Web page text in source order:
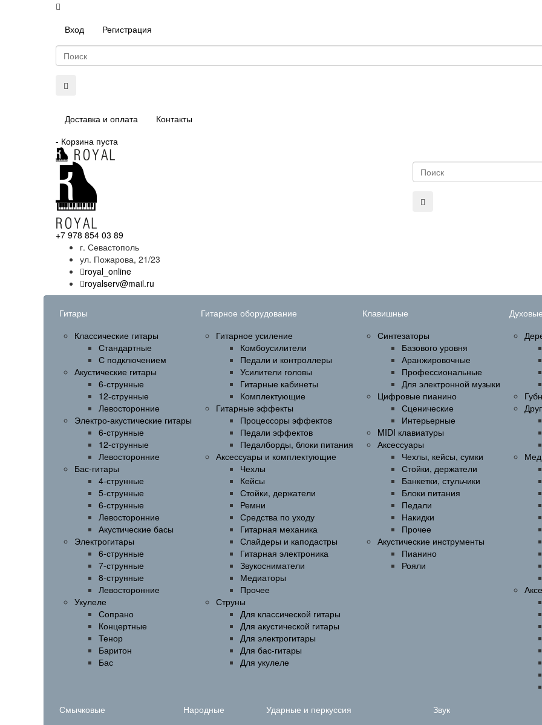
Вход Регистрация
Доставка и оплата
Контакты
- Корзина пуста
+7 978 854 03 89
г. Севастополь
ул. Пожарова, 21/23
royal_online
royalserv@mail.ru
Гитары
Классические гитары
Стандартные
С подключением
Акустические гитары
6-струнные
12-струнные
Левосторонние
Электро-акустические гитары
6-струнные
12-струнные
Левосторонние
Бас-гитары
4-струнные
5-струнные
6-струнные
Левосторонние
Акустические басы
Электрогитары
6-струнные
7-струнные
8-струнные
Левосторонние
Укулеле
Сопрано
Концертные
Тенор
Баритон
Бас
Гитарное оборудование
Гитарное усиление
Комбоусилители
Педали и контроллеры
Усилители головы
Гитарные кабинеты
Комплектующие
Гитарные эффекты
Процессоры эффектов
Педали эффектов
Педалборды, блоки питания
Аксессуары и комплектующие
Чехлы
Кейсы
Стойки, держатели
Ремни
Средства по уходу
Гитарная механика
Слайдеры и каподастры
Гитарная электроника
Звукосниматели
Медиаторы
Прочее
Струны
Для классической гитары
Для акустической гитары
Для электрогитары
Для бас-гитары
Для укулеле
Клавишные
Синтезаторы
Базового уровня
Аранжировочные
Профессиональные
Для электронной музыки
Цифровые пианино
Сценические
Интерьерные
MIDI клавиатуры
Аксессуары
Чехлы, кейсы, сумки
Стойки, держатели
Банкетки, стульчики
Блоки питания
Педали
Накидки
Прочее
Акустические инструменты
Пианино
Рояли
Духовые
Смычковые
Народные
Ударные и перкуссия
Звук